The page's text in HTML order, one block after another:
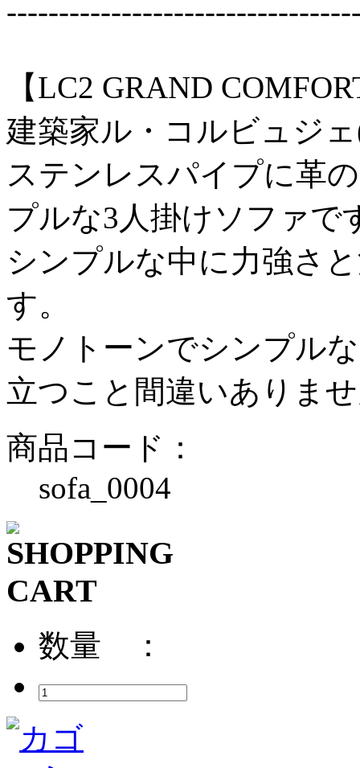
【LC2 GRAND
建築家ル・コルビュジ
ステンレスパイプに革
プルな3人掛けソファで
シンプルな中に力強さ
す。
モノトーンでシンプル
立つこと間違いありま
商品コード：
sofa_0004
数量 ：